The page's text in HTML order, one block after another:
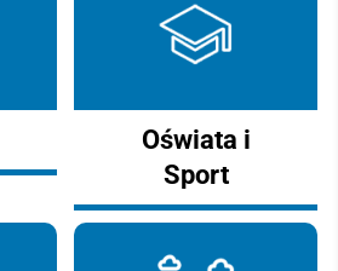
Oświata i
Sport